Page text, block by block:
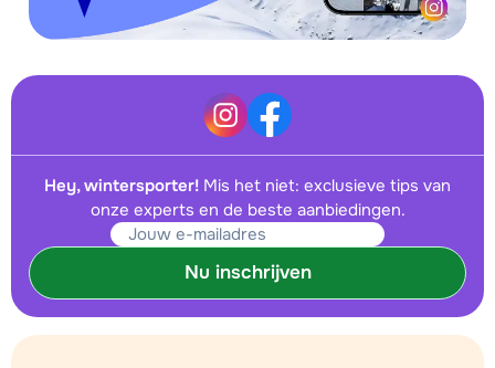
Hey, wintersporter! Mis het niet: exclusieve tips van
onze experts en de beste aanbiedingen.
Nu inschrijven